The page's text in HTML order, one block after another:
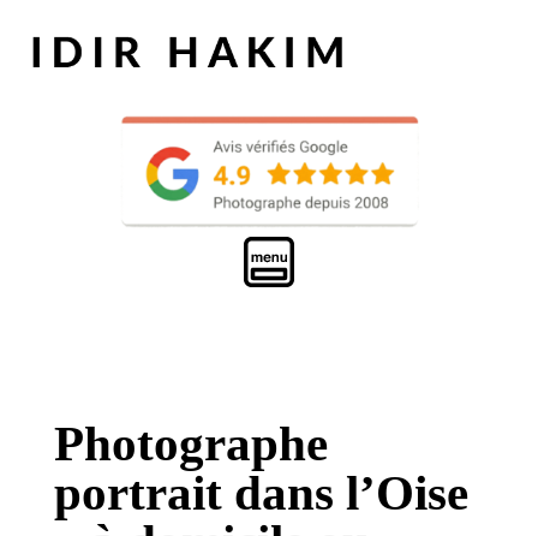
Photographe
portrait dans l’Oise